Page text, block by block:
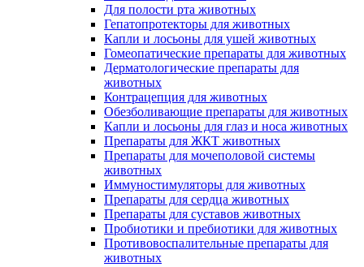
Для полости рта животных
Гепатопротекторы для животных
Капли и лосьоны для ушей животных
Гомеопатические препараты для животных
Дерматологические препараты для
животных
Контрацепция для животных
Обезболивающие препараты для животных
Капли и лосьоны для глаз и носа животных
Препараты для ЖКТ животных
Препараты для мочеполовой системы
животных
Иммуностимуляторы для животных
Препараты для сердца животных
Препараты для суставов животных
Пробиотики и пребиотики для животных
Противовоспалительные препараты для
животных